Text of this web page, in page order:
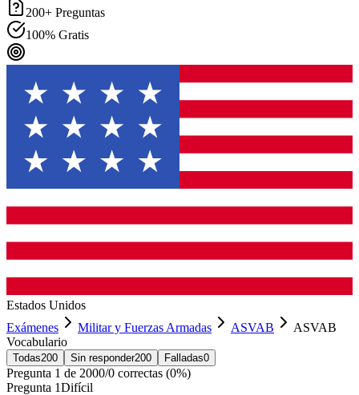
200+ Preguntas
100% Gratis
Estados Unidos
Exámenes
Militar y Fuerzas Armadas ASVAB
ASVAB
Vocabulario
Todas200 Sin responder200 Falladas0
Pregunta 1 de 2000/0 correctas (0%)
Pregunta 1Difícil